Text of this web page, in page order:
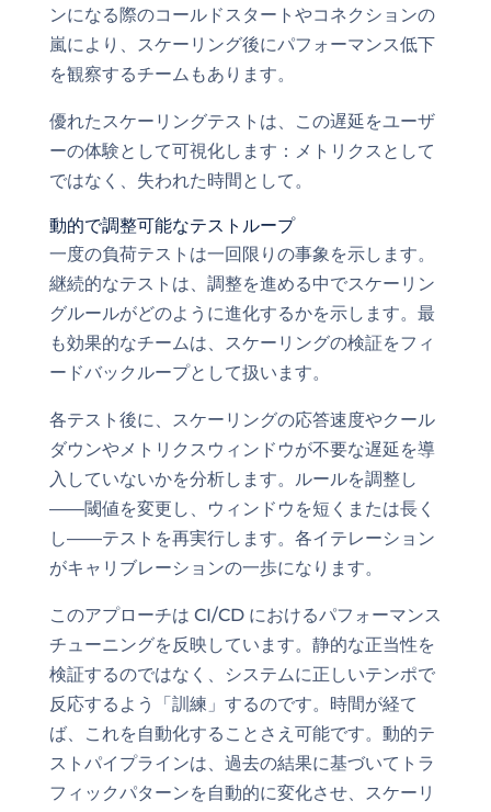
ンになる際のコールドスタートやコネクションの
嵐により、スケーリング後にパフォーマンス低下
を観察するチームもあります。
優れたスケーリングテストは、この遅延をユーザ
ーの体験として可視化します：メトリクスとして
ではなく、失われた時間として。
動的で調整可能なテストループ
一度の負荷テストは一回限りの事象を示します。
継続的なテストは、調整を進める中でスケーリン
グルールがどのように進化するかを示します。最
も効果的なチームは、スケーリングの検証をフィ
ードバックループとして扱います。
各テスト後に、スケーリングの応答速度やクール
ダウンやメトリクスウィンドウが不要な遅延を導
入していないかを分析します。ルールを調整し
——閾値を変更し、ウィンドウを短くまたは長く
し——テストを再実行します。各イテレーション
がキャリブレーションの一歩になります。
このアプローチは CI/CD におけるパフォーマンス
チューニングを反映しています。静的な正当性を
検証するのではなく、システムに正しいテンポで
反応するよう「訓練」するのです。時間が経て
ば、これを自動化することさえ可能です。動的テ
ストパイプラインは、過去の結果に基づいてトラ
フィックパターンを自動的に変化させ、スケーリ